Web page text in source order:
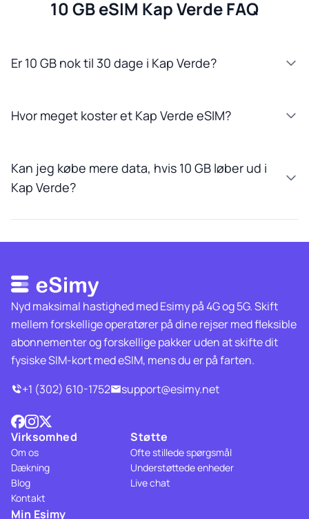
10 GB eSIM Kap Verde FAQ
Er 10 GB nok til 30 dage i Kap Verde?
Hvor meget koster et Kap Verde eSIM?
Kan jeg købe mere data, hvis 10 GB løber ud i
Kap Verde?
Nyd maksimal hastighed med Esimy på 4G og 5G. Skift
mellem forskellige operatører på dine rejser med fleksible
abonnementer og forskellige pakker uden at skifte dit
fysiske SIM-kort med eSIM, mens du er på farten.
+1 (302) 610-1752
support@esimy.net
Virksomhed
Om os
Dækning
Blog
Kontakt
Støtte
Ofte stillede spørgsmål
Understøttede enheder
Live chat
Min Esimy